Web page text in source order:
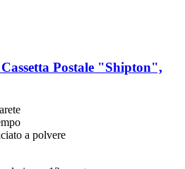
Cassetta Postale "Shipton",
a polvere